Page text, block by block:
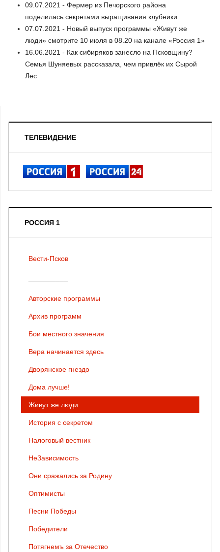
09.07.2021 - Фермер из Печорского района
поделилась секретами выращивания клубники
07.07.2021 - Новый выпуск программы «Живут же
люди» смотрите 10 июля в 08.20 на канале «Россия 1»
16.06.2021 - Как сибиряков занесло на Псковщину?
Семья Шуняевых рассказала, чем привлёк их Сырой
Лес
ТЕЛЕВИДЕНИЕ
РОССИЯ 1
Вести-Псков
Авторские программы
Архив программ
Бои местного значения
Вера начинается здесь
Дворянское гнездо
Дома лучше!
Живут же люди
История с секретом
Налоговый вестник
НеЗависимость
Они сражались за Родину
Оптимисты
Песни Победы
Победители
Потягнемъ за Отечество